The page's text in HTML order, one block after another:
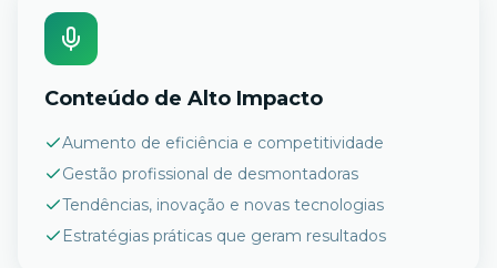
Conteúdo de Alto Impacto
Aumento de eficiência e competitividade
Gestão profissional de desmontadoras
Tendências, inovação e novas tecnologias
Estratégias práticas que geram resultados